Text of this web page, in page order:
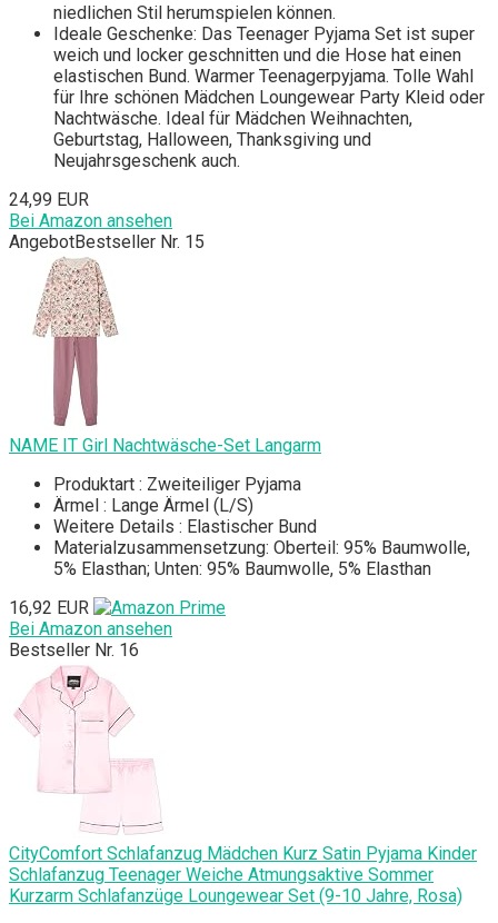
niedlichen Stil herumspielen können.
Ideale Geschenke: Das Teenager Pyjama Set ist super
weich und locker geschnitten und die Hose hat einen
elastischen Bund. Warmer Teenagerpyjama. Tolle Wahl
für Ihre schönen Mädchen Loungewear Party Kleid oder
Nachtwäsche. Ideal für Mädchen Weihnachten,
Geburtstag, Halloween, Thanksgiving und
Neujahrsgeschenk auch.
24,99 EUR
Bei Amazon ansehen
AngebotBestseller Nr. 15
NAME IT Girl Nachtwäsche-Set Langarm
Produktart : Zweiteiliger Pyjama
Ärmel : Lange Ärmel (L/S)
Weitere Details : Elastischer Bund
Materialzusammensetzung: Oberteil: 95% Baumwolle,
5% Elasthan; Unten: 95% Baumwolle, 5% Elasthan
16,92 EUR
Bei Amazon ansehen
Bestseller Nr. 16
CityComfort Schlafanzug Mädchen Kurz Satin Pyjama Kinder
Schlafanzug Teenager Weiche Atmungsaktive Sommer
Kurzarm Schlafanzüge Loungewear Set (9-10 Jahre, Rosa)